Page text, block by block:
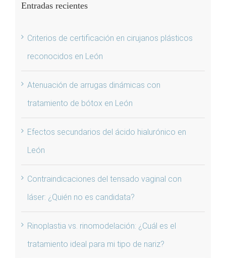
Entradas recientes
Criterios de certificación en cirujanos plásticos
reconocidos en León
Atenuación de arrugas dinámicas con
tratamiento de bótox en León
Efectos secundarios del ácido hialurónico en
León
Contraindicaciones del tensado vaginal con
láser: ¿Quién no es candidata?
Rinoplastia vs. rinomodelación: ¿Cuál es el
tratamiento ideal para mi tipo de nariz?